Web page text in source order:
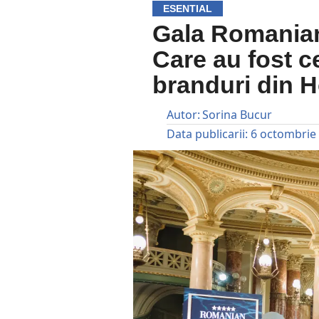
ESENTIAL
Gala
Care au fost
branduri din
Autor:Sorina Bucur
Data publicarii: 6 octombrie